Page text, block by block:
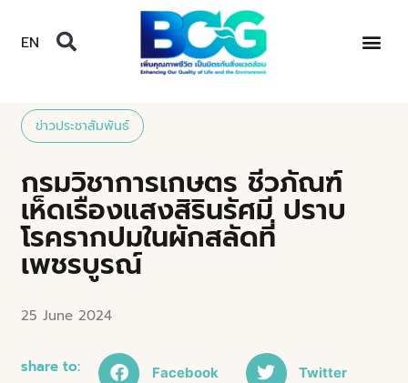
EN
ข่าวประชาสัมพันธ์
กรมวิชาการเกษตร ชีวภัณฑ์
เห็ดเรืองแสงสิรินรัศมี ปราบ
โรครากปมในผักสลัดที่
เพชรบูรณ์
25 June 2024
share to: Facebook Twitter